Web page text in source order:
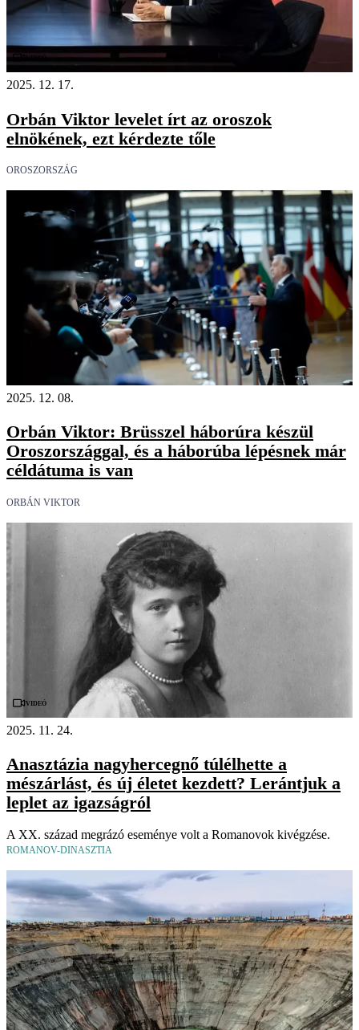
Videó
2025. 12. 17.
Orbán Viktor levelet írt az oroszok
elnökének, ezt kérdezte tőle
OROSZORSZÁG
2025. 12. 08.
Orbán Viktor: Brüsszel háborúra készül
Oroszországgal, és a háborúba lépésnek már
céldátuma is van
ORBÁN VIKTOR
Videó
2025. 11. 24.
Anasztázia nagyhercegnő túlélhette a
mészárlást, és új életet kezdett? Lerántjuk a
leplet az igazságról
A XX. század megrázó eseménye volt a Romanovok kivégzése.
ROMANOV-DINASZTIA